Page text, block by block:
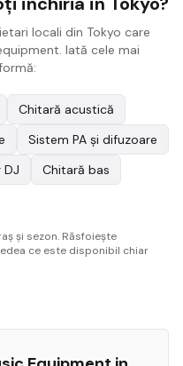
locali din Tokyo care
Iată cele mai
Chitară acustică
Sistem PA și difuzoare
Chitară bas
și sezon. Răsfoiește
ce este disponibil chiar